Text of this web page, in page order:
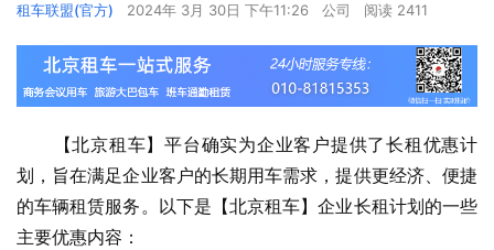
租车联盟(官方) 2024年 3月 30日 下午11:26 公司 阅读 2411
【北京租车】平台确实为企业客户提供了长租优惠计
划，旨在满足企业客户的长期用车需求，提供更经济、便捷
的车辆租赁服务。以下是【北京租车】企业长租计划的一些
主要优惠内容：